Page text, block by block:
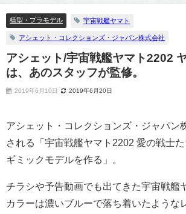
模型・プラモデル 宇宙戦艦ヤマト
アシェット・コレクションズ・ジャパン株式会社
アシェット/宇宙戦艦ヤマト2202
は、あのスタッフが監修。
2019年6月10日 2019年6月20日
アシェット・コレクションズ・ジャパン
される「宇宙戦艦ヤマト2202 愛の戦士
ギミックモデルを作る」。
チラシや予告動画でも出てきた宇宙戦艦
カラーは濃いブルーで落ち着いたような